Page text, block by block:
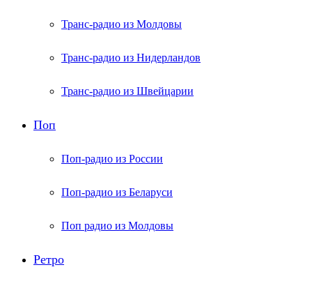
Транс-радио из Молдовы
Транс-радио из Нидерландов
Транс-радио из Швейцарии
Поп
Поп-радио из России
Поп-радио из Беларуси
Поп радио из Молдовы
Ретро